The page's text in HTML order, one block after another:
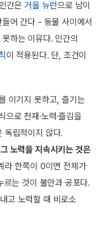
간은거울 뉴런으로 남이
어 간다 - 동물 사이에서
하는 이유다. 인간의
이 적용된다. 단, 조건이
이기지 못하고, 즐기는
로 천재·노력·즐김을
독립적이지 않다.
노력을 지속시키는 것은
라 한쪽이 0이면 전체가
는 것이 불안과 공포다.
고 노력할 때 비로소